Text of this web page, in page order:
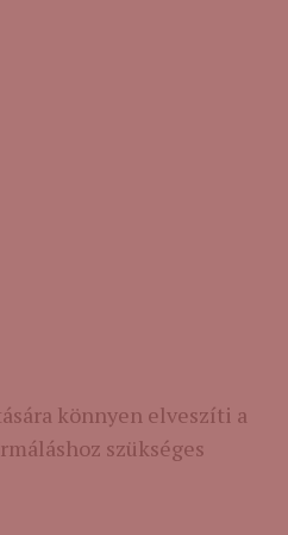
könnyen elveszíti a
szükséges